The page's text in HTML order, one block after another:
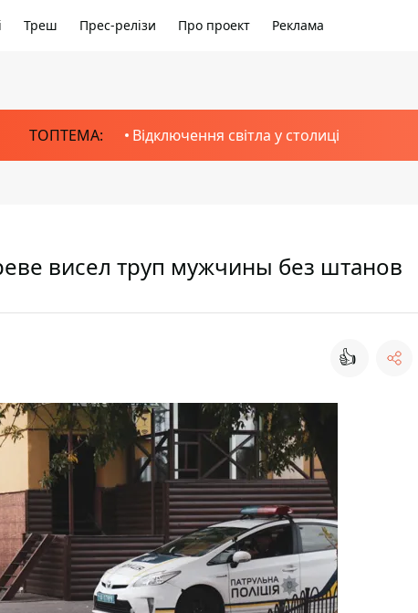
Треш Прес-релізи Про проект Реклама
ТОПТЕМА: Відключення світла у столиці
висел труп мужчины без штанов
👍